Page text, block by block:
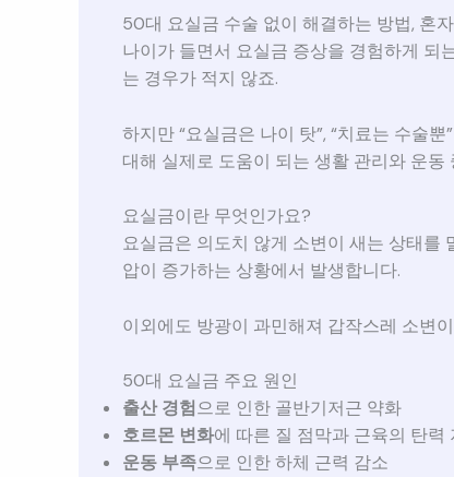
50대 요실금 수술 없이 해결하는 방법, 혼
나이가 들면서 요실금 증상을 경험하게 되
는 경우가 적지 않죠.
하지만 “요실금은 나이 탓”, “치료는 수술뿐
대해 실제로 도움이 되는 생활 관리와 운
요실금이란 무엇인가요?
요실금은 의도치 않게 소변이 새는 상태를
압이 증가하는 상황에서 발생합니다.
이외에도 방광이 과민해져 갑작스레 소변
50대 요실금 주요 원인
출산 경험으로 인한 골반기저근 약화
호르몬 변화에 따른 질 점막과 근육의 탄력
운동 부족으로 인한 하체 근력 감소